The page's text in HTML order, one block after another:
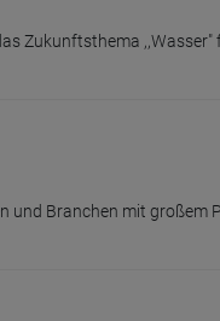
Zukunftsthema
Branchen mit großem